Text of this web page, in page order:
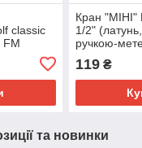
classic
FM
(NF
Кран "МІНІ"
1/2"
ручкою-
119₴
та новинки